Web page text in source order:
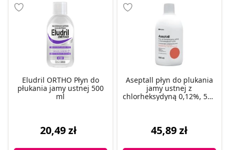
Eludril ORTHO Płyn do
płukania jamy ustnej 500
ml
20,49 zł
Aseptall płyn do plukania
jamy ustnej z
chlorheksydyną 0,12%, 500
45,89 zł